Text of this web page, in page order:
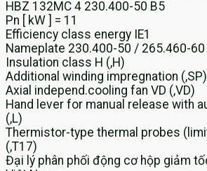
HBZ 132MC 4 230.400-50 B5
Pn [ kW ] = 11
Efficiency class energy IE1
Nameplate 230.400-50 / 265.460-60
Insulation class H (,H)
Additional winding impregnation (,SP)
Axial independ.cooling fan VD (,VD)
Hand lever for manual release with
(,L)
Thermistor-type thermal probes
(,T17)
Đại lý phân phối động cơ hộp giảm